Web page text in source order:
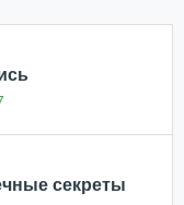
секреты